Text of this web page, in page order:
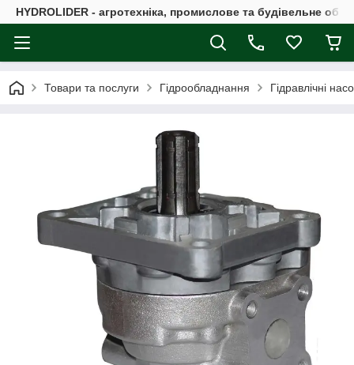
HYDROLIDER - агротехніка, промислове та будівельне
Товари та послуги Гідрообладнання Гідравлічні